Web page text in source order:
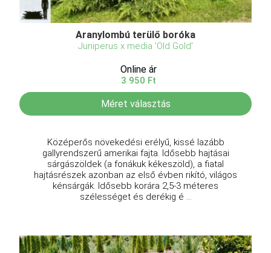
Aranylombú terülő boróka
Juniperus x media 'Old Gold'
Online ár
3 950 Ft
Méret választás
Középerős növekedési erélyű, kissé lazább
gallyrendszerű amerikai fajta. Idősebb hajtásai
sárgászöldek (a fonákuk kékeszöld), a fiatal
hajtásrészek azonban az első évben rikító, világos
kénsárgák. Idősebb korára 2,5-3 méteres
szélességet és derékig é ...